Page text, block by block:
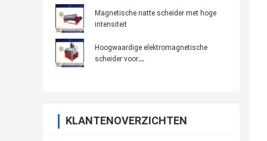
Magnetische natte scheider met hoge
intensiteit
Hoogwaardige elektromagnetische
scheider voor
KLANTENOVERZICHTEN